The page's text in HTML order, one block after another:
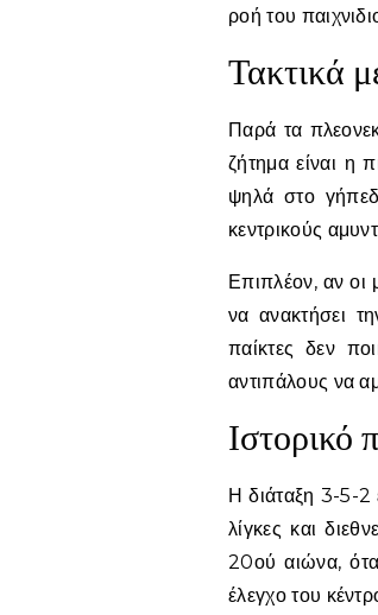
ροή του
Τακτικά
Παρά τα
ζήτημα είναι η
ψηλά στο
κεντρικούς
Επιπλέον, αν οι
να ανακτήσει
παίκτες δεν
αντιπάλους να
Ιστορικό
Η διάταξη 3-5-2
λίγκες και
20ού αιώνα,
έλεγχο του